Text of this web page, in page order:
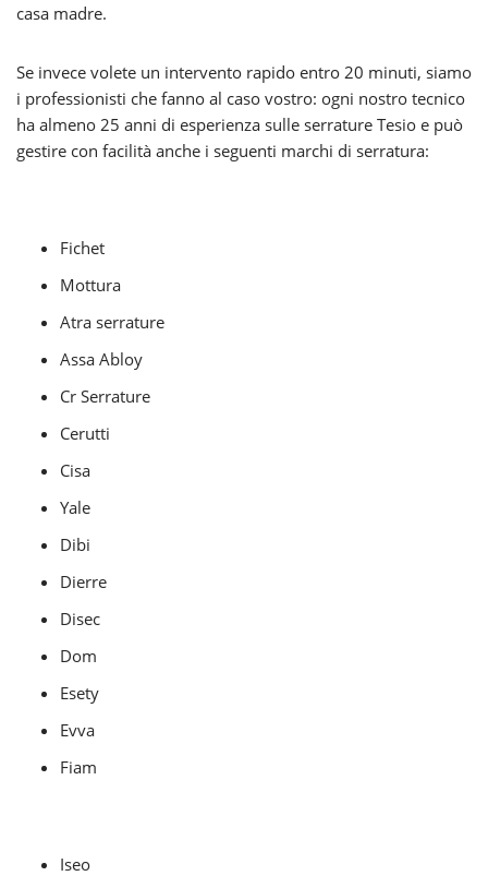
casa madre.
Se invece volete un intervento rapido entro 20 minuti, siamo
i professionisti che fanno al caso vostro: ogni nostro tecnico
ha almeno 25 anni di esperienza sulle serrature Tesio e può
gestire con facilità anche i seguenti marchi di serratura:
Fichet
Mottura
Atra serrature
Assa Abloy
Cr Serrature
Cerutti
Cisa
Yale
Dibi
Dierre
Disec
Dom
Esety
Evva
Fiam
Iseo